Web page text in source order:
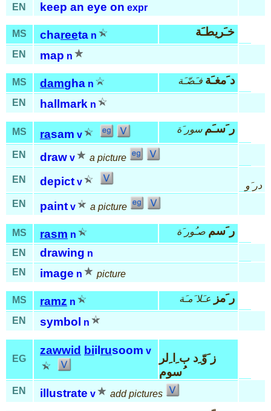
EN keep an eye on expr
MS chareeta n خـَريطـَة
EN map n
MS damgha n د َمغـَة فـَضّـَة
EN hallmark n
MS rasam v ر َسـَم سور َة
EN draw v a picture
EN depict v
در َو
EN
paint v a picture
MS rasm n ر َسم صـُور َة
EN drawing n
EN
image n picture
MS ramz n ر َمز عـَلا َمـَة
EN symbol n
EG
zawwid biil rusoom v
ز َوّ ِد ب ِا ِلر
ُسوم
EN illustrate v add pictures